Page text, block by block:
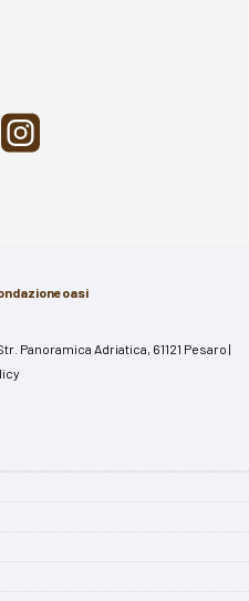
Panoramica Adriatica, 61121 Pesaro |